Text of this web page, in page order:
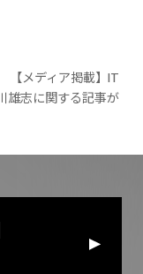
【メディア掲載】IT
雄志に関する記事が